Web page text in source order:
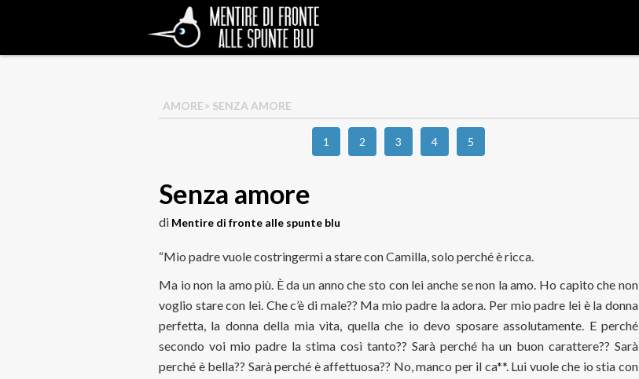
AMORE> SENZA AMORE
1 2 3 4 5
Senza amore
di Mentire di fronte alle spunte blu
“Mio padre vuole costringermi a stare con Camilla, solo perché è ricca.
Ma io non la amo più. È da un anno che sto con lei anche se non la amo. Ho capito che non
voglio stare con lei. Che c’è di male?? Ma mio padre la adora. Per mio padre lei è la donna
perfetta, la donna della mia vita, quella che io devo sposare assolutamente. E perché
secondo voi mio padre la stima così tanto?? Sarà perché ha un buon carattere?? Sarà
perché è bella?? Sarà perché è affettuosa?? No, manco per il ca**. Lui vuole che io stia con